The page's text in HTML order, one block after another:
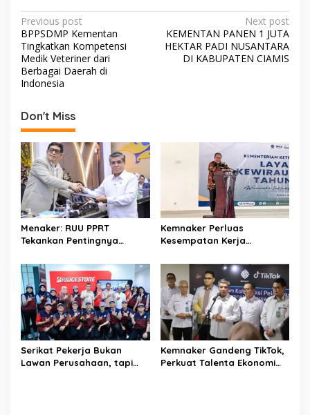
e
b
o
o
k
itt
er
at
s
A
p
ar
P
o
s
t
a
v
i
g
a
t
i
n
Previous post
BPPSDMP Kementan
Tingkatkan Kompetensi
Medik Veteriner dari
Berbagai Daerah di
Indonesia
Next post
KEMENTAN PANEN 1 JUTA
HEKTAR PADI NUSANTARA
DI KABUPATEN CIAMIS
Don't Miss
Menaker: RUU PPRT
Tekankan Pentingnya
Tangga
Kemnaker Perluas
Kesempatan Kerja
Wirausaha
Serikat Pekerja Bukan
Lawan Perusahaan, tapi
Kemnaker Gandeng TikTok,
Perkuat Talenta Ekonomi